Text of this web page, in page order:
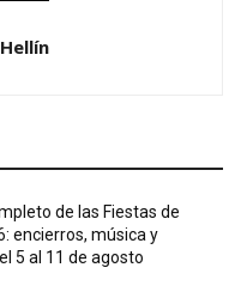
de las Fiestas de
encierros, música y
5 al 11 de agosto